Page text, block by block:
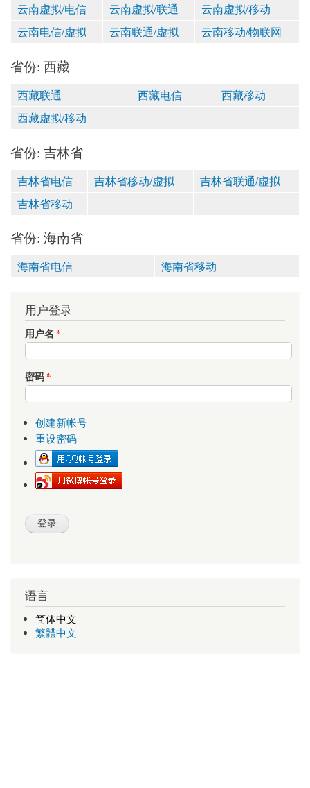
云南虚拟/电信
云南虚拟/联通
云南虚拟/移动
云南电信/虚拟
云南联通/虚拟 云南移动/物联网
省份: 西藏
西藏联通 西藏电信
西藏移动
西藏虚拟/移动
省份: 吉林省
吉林省电信 吉林省移动/虚拟
吉林省联通/虚拟
吉林省移动
省份: 海南省
海南省电信 海南省移动
用户登录
用户名 *
密码*
创建新帐号
重设密码
语言
简体中文
繁體中文